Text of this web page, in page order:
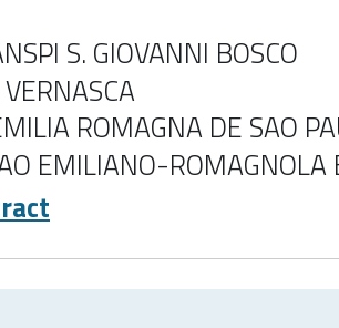
S. GIOVANNI BOSCO
ROMAGNA DE SAO
EMILIANO-